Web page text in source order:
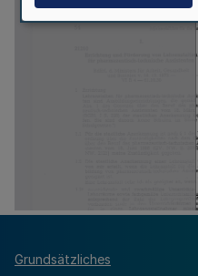
Grundsätzliches